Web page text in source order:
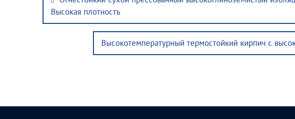
navigation
post:
Высокая плотность
Next
post:
Высокотемпературный термостойкий кирпич с